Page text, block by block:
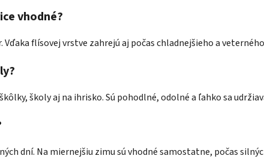
vhodné?
flísovej vrstve zahrejú aj počas chladnejšieho a
školy aj na ihrisko. Sú pohodlné, odolné a ľahko sa
dní. Na miernejšiu zimu sú vhodné samostatne, počas